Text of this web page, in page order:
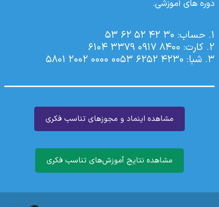
دوره های آموزشی.
۱. حساب: 30 42 52 62 53
۲. کارت: 8400 0917 3379 6104
۳. شبا: 4230 6252 0053 0000 2002 5801
مشاهده اینماد و مجوزهای تناسب فکری
مشاهده نتایج آموزش‌های تناسب فکری